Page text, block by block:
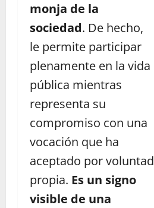
monja de la
sociedad. De hecho,
le permite participar
plenamente en la vida
pública mientras
representa su
compromiso con una
vocación que ha
aceptado por voluntad
propia. Es un signo
visible de una